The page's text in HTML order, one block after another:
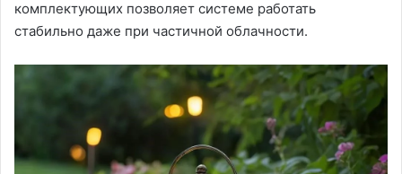
комплектующих позволяет системе работать
стабильно даже при частичной облачности.